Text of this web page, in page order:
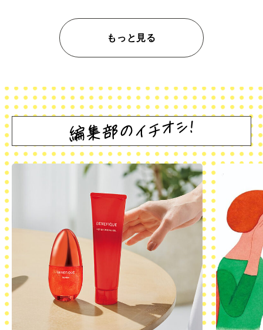
もっと見る